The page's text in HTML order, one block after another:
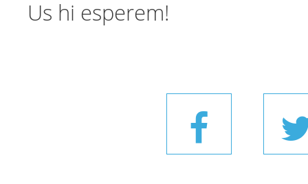
Us hi esperem!